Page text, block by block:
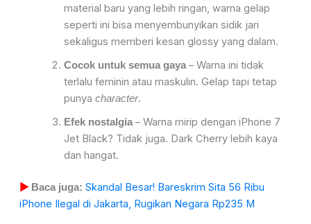
material baru yang lebih ringan, warna gelap
seperti ini bisa menyembunyikan sidik jari
sekaligus memberi kesan glossy yang dalam.
Cocok untuk semua gaya– Warna ini tidak
terlalu feminin atau maskulin. Gelap tapi tetap
punya character.
Efek nostalgia– Warna mirip dengan iPhone 7
Jet Black? Tidak juga. Dark Cherry lebih kaya
dan hangat.
▶Baca juga: Skandal Besar! Bareskrim Sita 56 Ribu
iPhone Ilegal di Jakarta, Rugikan Negara Rp235 M